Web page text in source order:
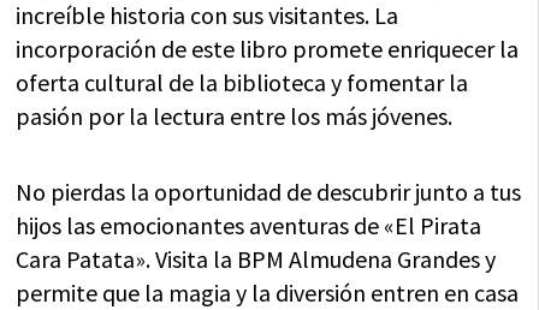
increíble historia con sus visitantes. La
incorporación de este libro promete enriquecer la
oferta cultural de la biblioteca y fomentar la
pasión por la lectura entre los más jóvenes.
No pierdas la oportunidad de descubrir junto a tus
hijos las emocionantes aventuras de «El Pirata
Cara Patata». Visita la BPM Almudena Grandes y
permite que la magia y la diversión entren en casa